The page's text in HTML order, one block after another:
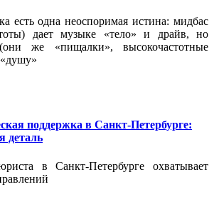
есть одна неоспоримая истина: мидбас
дает музыке «тело» и драйв, но
же «пищалки», высокочастотные
поддержка в Санкт-Петербурге:
деталь
в Санкт-Петербурге охватывает